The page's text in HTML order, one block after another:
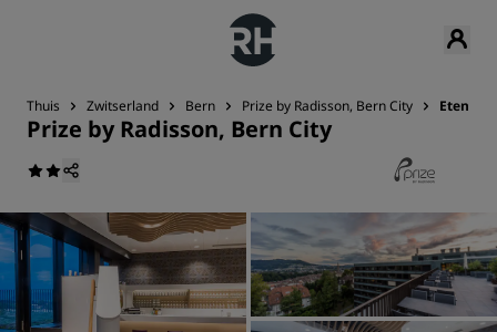
Thuis Zwitserland Bern Prize by Radisson, Bern City Eten en
Prize by Radisson, Bern City